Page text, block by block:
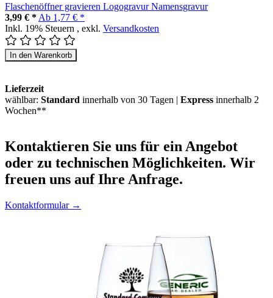
Flaschenöffner gravieren Logogravur Namensgravur
3,99 € * Ab 1,77 € *
Inkl. 19% Steuern , exkl. Versandkosten
In den Warenkorb
Lieferzeit
wählbar: Standard innerhalb von 30 Tagen | Express innerhalb 2
Wochen**
Kontaktieren Sie uns für ein Angebot
oder zu technischen Möglichkeiten. Wir
freuen uns auf Ihre Anfrage.
Kontaktformular →